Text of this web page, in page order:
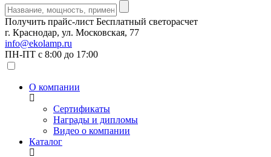
Получить прайс-лист Бесплатный светорасчет
г. Краснодар, ул. Московская, 77
info@ekolamp.ru
ПН-ПТ с 8:00 до 17:00
О компании
Сертификаты
Награды и дипломы
Видео о компании
Каталог